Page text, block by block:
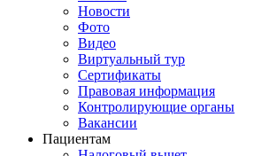
Новости
Фото
Видео
Виртуальный тур
Сертификаты
Правовая информация
Контролирующие органы
Вакансии
Пациентам